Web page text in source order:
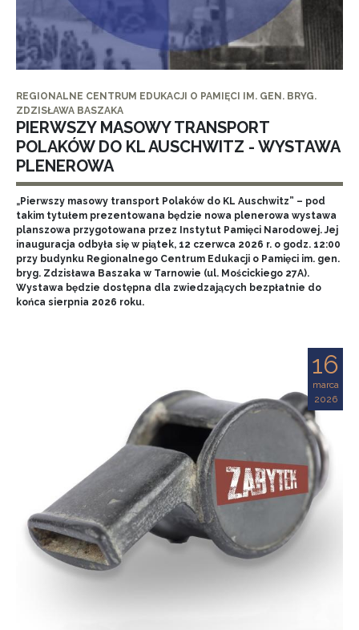
REGIONALNE CENTRUM EDUKACJI O PAMIĘCI IM. GEN. BRYG.
ZDZISŁAWA BASZAKA
PIERWSZY MASOWY TRANSPORT
POLAKÓW DO KL AUSCHWITZ - WYSTAWA
PLENEROWA
„Pierwszy masowy transport Polaków do KL Auschwitz” – pod
takim tytułem prezentowana będzie nowa plenerowa wystawa
planszowa przygotowana przez Instytut Pamięci Narodowej. Jej
inauguracja odbyła się w piątek, 12 czerwca 2026 r. o godz. 12:00
przy budynku Regionalnego Centrum Edukacji o Pamięci im. gen.
bryg. Zdzisława Baszaka w Tarnowie (ul. Mościckiego 27A).
Wystawa będzie dostępna dla zwiedzających bezpłatnie do
końca sierpnia 2026 roku.
16
marca
2026